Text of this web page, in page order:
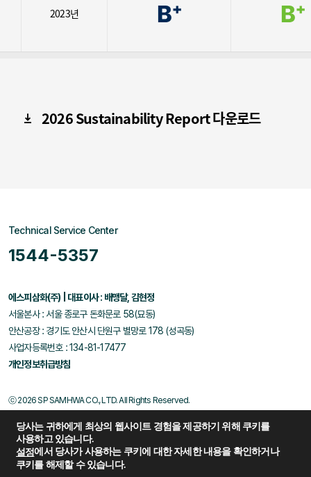
2023년
2026 Sustainability Report 다운로드
Technical Service Center
1544-5357
에스피삼화(주) | 대표이사 : 배맹달, 김현정
서울본사 : 서울 종로구 돈화문로 58(묘동)
안산공장 : 경기도 안산시 단원구 별망로 178 (성곡동)
사업자등록번호 : 134-81-17477
개인정보취급방침
ⓒ 2026 SP SAMHWA CO., LTD. All Rights Reserved.
Family Site
당사는 귀하에게 최상의 웹사이트 경험을 제공하기 위해 쿠키를
사용하고 있습니다.
설정에서 당사가 사용하는 쿠키에 대한 자세한 내용을 확인하거나
쿠키를 해제할 수 있습니다.